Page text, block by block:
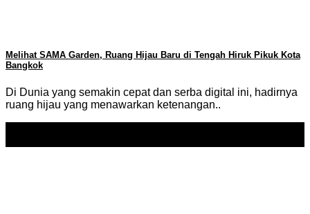
Melihat SAMA Garden, Ruang Hijau Baru di Tengah Hiruk Pikuk Kota
Bangkok
Di Dunia yang semakin cepat dan serba digital ini, hadirnya
ruang hijau yang menawarkan ketenangan..